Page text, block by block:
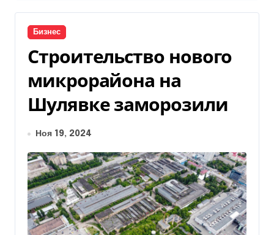
Бизнес
Строительство нового
микрорайона на
Шулявке заморозили
Ноя 19, 2024